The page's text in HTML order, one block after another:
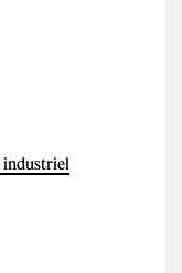
industriel